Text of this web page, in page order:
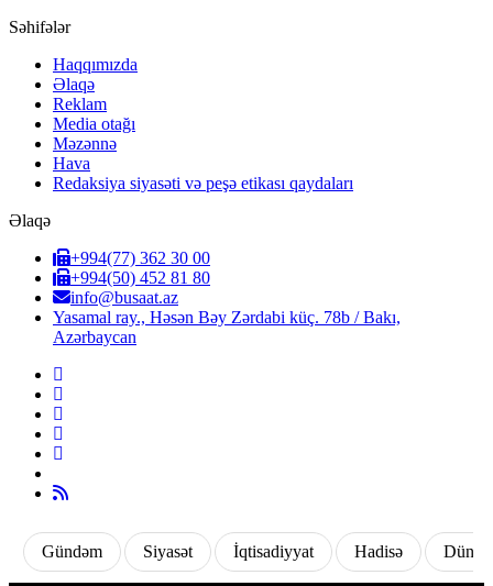
Səhifələr
Haqqımızda
Əlaqə
Reklam
Media otağı
Məzənnə
Hava
Redaksiya siyasəti və peşə etikası qaydaları
Əlaqə
+994(77) 362 30 00
+994(50) 452 81 80
info@busaat.az
Yasamal ray., Həsən Bəy Zərdabi küç. 78b / Bakı,
Azərbaycan
Gündəm Siyasət İqtisadiyyat Hadisə Dünya